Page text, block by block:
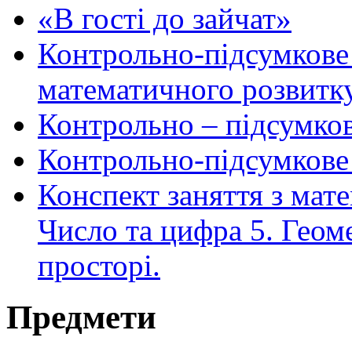
«В гості до зайчат»
Контрольно-підсумкове
математичного
Контрольно –
Контрольно-підсумкове
Конспект заняття з
Число та цифра 5.
просторі.
Предмети